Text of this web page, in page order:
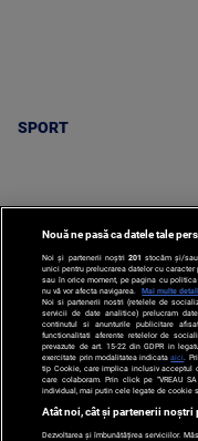
SPORT
SPORT
Nouă ne pasă ca datele tale
Noi și partenerii noștri 201 stocăm și/
unici pentru prelucrarea datelor cu
sau în orice moment, pe pagina cu
nu vă vor afecta navigarea.
Mai multe
Noi si partenerii nostri (retelele de
servicii de date analitice) prelucram
continutul si anunturile publicitare
functionalitati aferente retelelor de
prevazute de art. 15-22 din GDPR in
exercitate prin modalitatea indicataaici .
tip Cookie, care implica inclusiv acceptul
care colaboram. Prin click pe “VREAU
individual, mai putin cele legate de cookie
Atât noi, cât și partenerii
Dezvoltarea și îmbunătățirea serviciilor.